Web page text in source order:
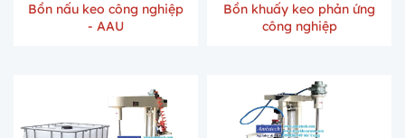
Bồn nấu keo công nghiệp
- AAU
Bồn khuấy keo phản ứng
công nghiệp